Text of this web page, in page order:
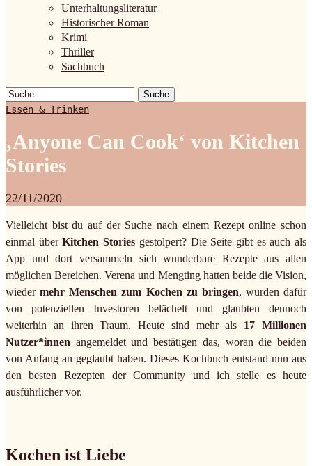
Unterhaltungsliteratur
Historischer Roman
Krimi
Thriller
Sachbuch
Suche
Essen & Trinken
‚Anyone Can Cook‘ von Kitchen
Stories
22/11/2020
Vielleicht bist du auf der Suche nach einem Rezept online schon
einmal überKitchen Stories gestolpert? Die Seite gibt es auch als
App und dort versammeln sich wunderbare Rezepte aus allen
möglichen Bereichen. Verena und Mengting hatten beide die Vision,
wiedermehr Menschen zum Kochen zu bringen, wurden dafür
von potenziellen Investoren belächelt und glaubten dennoch
weiterhin an ihren Traum. Heute sind mehr als 17 Millionen
Nutzer*innen angemeldet und bestätigen das, woran die beiden
von Anfang an geglaubt haben. Dieses Kochbuch entstand nun aus
den besten Rezepten der Community und ich stelle es heute
ausführlicher vor.
Kochen ist Liebe